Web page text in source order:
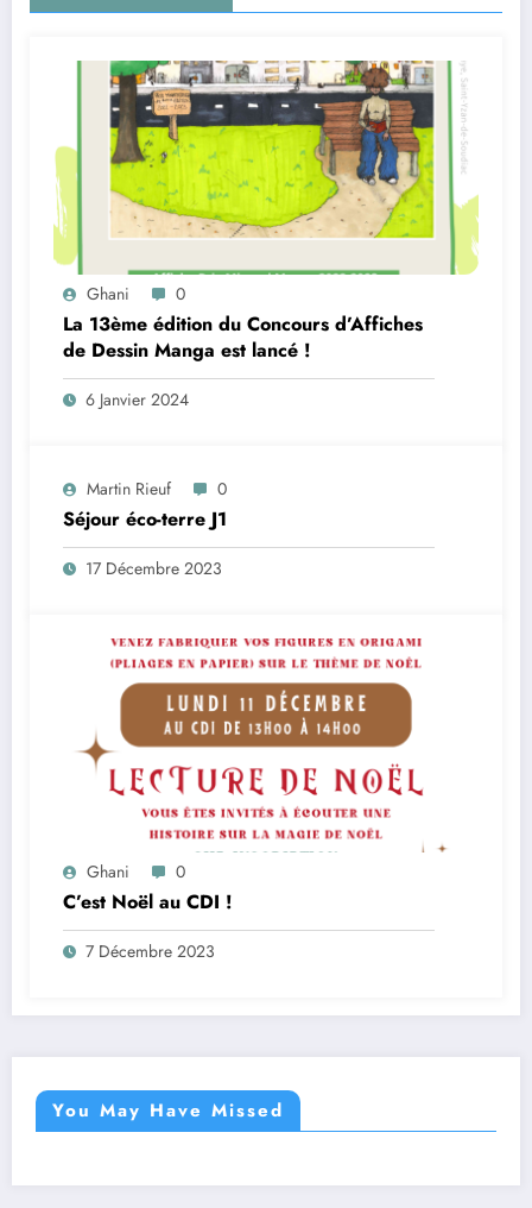
Ghani 0
La 13ème édition du Concours d’Affiches
de Dessin Manga est lancé !
6 Janvier 2024
Martin Rieuf 0
Séjour éco-terre J1
17 Décembre 2023
Ghani 0
C’est Noël au CDI !
7 Décembre 2023
You May Have Missed